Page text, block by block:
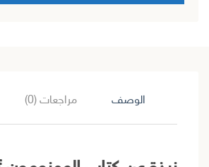
الوصف مراجعات (0)